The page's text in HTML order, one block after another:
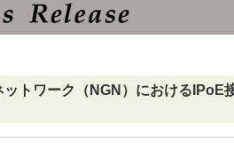
ットワーク（NGN）におけるIPoE